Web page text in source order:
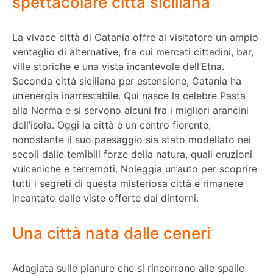
La vivace città di Catania offre al visitatore un ampio
ventaglio di alternative, fra cui mercati cittadini, bar,
ville storiche e una vista incantevole dell’Etna.
Seconda città siciliana per estensione, Catania ha
un’energia inarrestabile. Qui nasce la celebre Pasta
alla Norma e si servono alcuni fra i migliori arancini
dell’isola. Oggi la città è un centro fiorente,
nonostante il suo paesaggio sia stato modellato nei
secoli dalle temibili forze della natura, quali eruzioni
vulcaniche e terremoti. Noleggia un’auto per scoprire
tutti i segreti di questa misteriosa città e rimanere
incantato dalle viste offerte dai dintorni.
Una città nata dalle ceneri
Adagiata sulle pianure che si rincorrono alle spalle